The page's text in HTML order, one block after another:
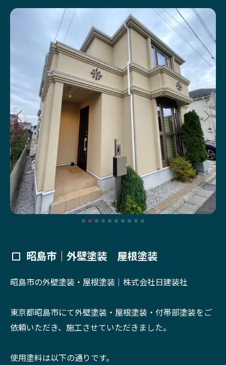
昭島市｜外壁塗装 屋根塗装
昭島市の外壁塗装・屋根塗装｜株式会社日建装社
東京都昭島市にて外壁塗装・屋根塗装・付帯部塗装をご
依頼いただき、施工させていただきました。
使用塗料は以下の通りです。